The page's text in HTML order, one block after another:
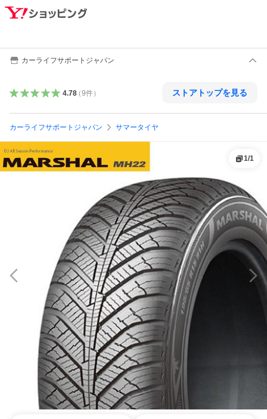
カーライフサポートジャパン
4.78（9件） ストアトップを見る
カーライフサポートジャパン サマータイヤ
1/1